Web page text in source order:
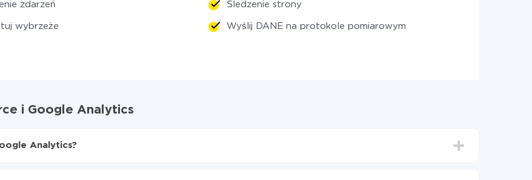
zdarzeń Śledzenie strony
wybrzeże Wyślij DANE na protokole pomiarowym
i Google Analytics
Analytics?